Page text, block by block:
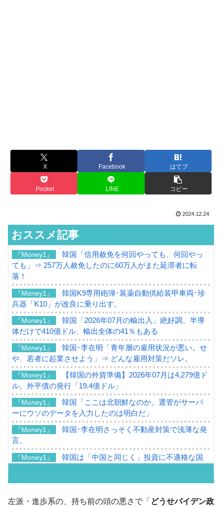
X Facebook はてブ
Pocket LINE コピー
2024.12.24
おススメ記事
『Money1』
韓国「信用赦免を何回やっても、何回やっ
ても」⇒ 257万人赦免したのに60万人がまた延滞者に転
落！
『Money1』
韓国K9専用砲弾･装薬自動供給装甲車両･珍
兵器「K10」が改良に乗り出す。
『Money1』
韓国「2026年07月の輸出入」絶好調。半導
体だけで410億ドル、輸出全体の41％もある
『Money1』
韓国･李在明「青年層の雇用状況が悪い。せ
や、若者に起業させよう」⇒ どんな雇用対策だソレ。
『Money1』
【韓国の外貨準備】2026年07月は4,279億ド
ル。外平債の発行「19.4億ドル」
『Money1』
韓国「ここは北朝鮮なのか。選管がサーバ
ーにウソのデータを入力したのは明白だ」
『Money1』
韓国･李在明さっそく不動産対策で浅薄な発
言。
『Money1』
韓国は「中国と同じく」投資に不適格な国
『Money1』
『韓国銀行』が「金の保有量を増やしま
す」⇒「金を経由するドル入手」手段ではないのか？
左派・進歩系の、持ち前の頭の悪さで「 どうせバイデン政